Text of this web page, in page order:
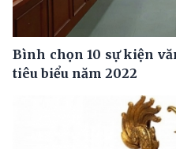
Bình chọn 10 sự kiện
tiêu biểu năm 2022